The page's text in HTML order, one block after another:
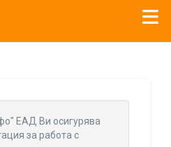
с настоящото съобщение
че „Нет Инфо“ ЕАД (
Adwiseсчитано от
ЕАД Ви осигурява
за работа с